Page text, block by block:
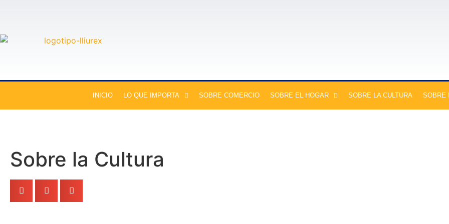
INICIO LO QUE IMPORTA SOBRE COMERCIO SOBRE EL HOGAR SOBRE LA CULTURA SOBRE
Sobre la Cultura